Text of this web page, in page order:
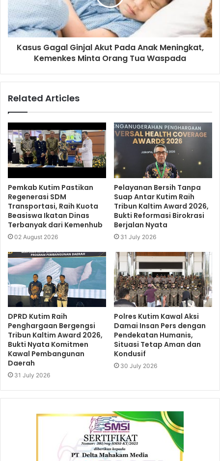
Kasus Gagal Ginjal Akut Pada Anak Meningkat,
Kemenkes Minta Orang Tua Waspada
Related Articles
Pemkab Kutim Pastikan
Regenerasi SDM
Transportasi, Raih Kuota
Beasiswa Ikatan Dinas
Terbanyak dari Kemenhub
02 August 2026
Pelayanan Bersih Tanpa
Suap Antar Kutim Raih
Tribun Kaltim Award 2026,
Bukti Reformasi Birokrasi
Berjalan Nyata
31 July 2026
DPRD Kutim Raih
Penghargaan Bergengsi
Tribun Kaltim Award 2026,
Bukti Nyata Komitmen
Kawal Pembangunan
Daerah
31 July 2026
Polres Kutim Kawal Aksi
Damai Insan Pers dengan
Pendekatan Humanis,
Situasi Tetap Aman dan
Kondusif
30 July 2026